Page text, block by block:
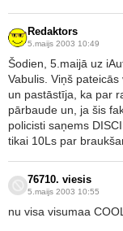
Redaktors
5.maijs 2003 10:49
Šodien, 5.maijā uz
Vabulis. Viņš
un pastāstīja, ka par
pārbaude un, ja šis
policisti saņems
tikai 10Ls par
76710. viesis
5.maijs 2003 10:55
nu visa visumaa COOL.